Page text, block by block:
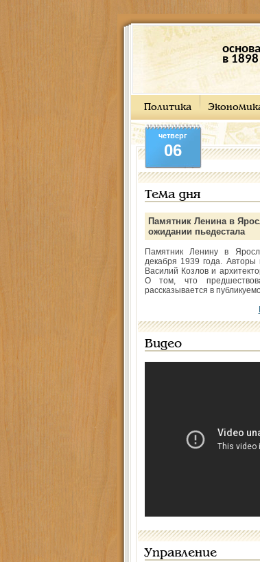
в
Политика
четверг
06
Тема дня
Памятник Ленина в
ожидании пьедестала
Памятник Ленину в
декабря 1939 года. Авторы
Василий Козлов и
О том, что
рассказывается в
Видео
Управление